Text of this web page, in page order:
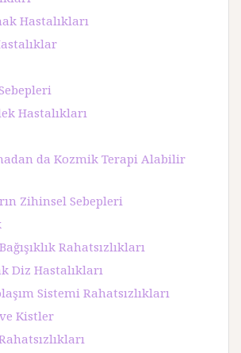
Hastalıkları
Hastalıkları
da Kozmik Terapi Alabilir
Zihinsel Sebepleri
Rahatsızlıkları
Diz Hastalıkları
Sistemi Rahatsızlıkları
Kistler